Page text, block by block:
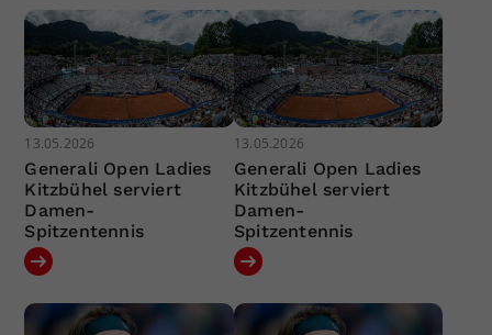
13.05.2026
Generali Open Ladies
Kitzbühel serviert
Damen-
Spitzentennis
13.05.2026
Generali Open Ladies
Kitzbühel serviert
Damen-
Spitzentennis